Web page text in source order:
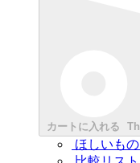
カートに入れる
ほしいも